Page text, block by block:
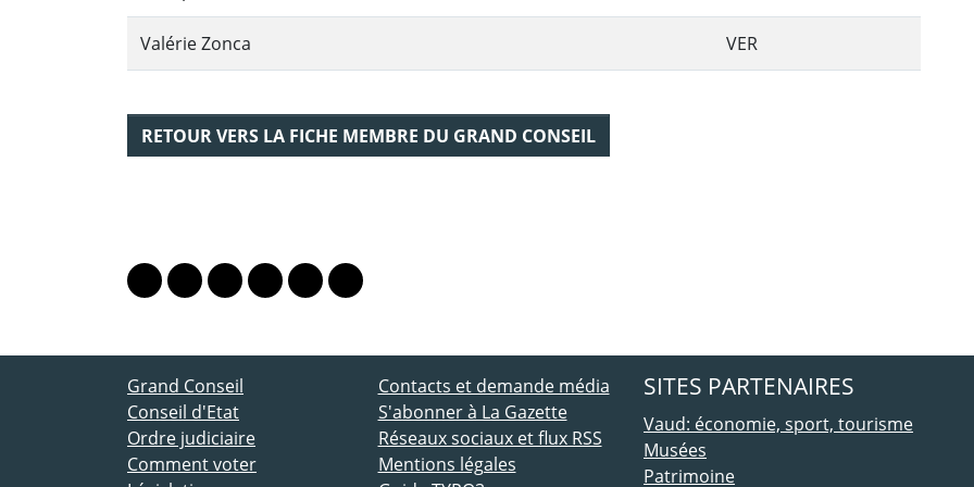
Valérie Zonca VER
RETOUR VERS LA FICHE MEMBRE DU GRAND CONSEIL
Lien vers le profil Mastodon
Lien vers le profil Bluesky
Lien vers le profil Instagram
Lien vers le profil Linkedin
Lien vers le profil Facebook
Lien vers le profil Twitter
ACCÈS DIRECT
Grand Conseil
Conseil d'Etat
Ordre judiciaire
Comment voter
Contacts et demande média
S'abonner à La Gazette
Réseaux sociaux et flux RSS
Mentions légales
SITES PARTENAIRES
Vaud: économie, sport, tourisme
Musées
Patrimoine